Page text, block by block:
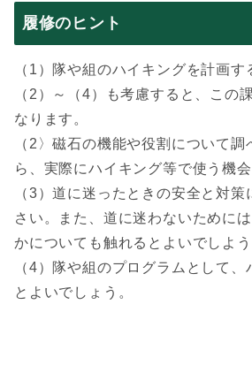
履修のヒント
（1）隊や組のハイキングを計画す
（2）～（4）も考慮すると、この
なります。
（2〉磁石の機能や役割について
ら、実際にハイキング等で使う機
（3）道に迷ったときの安全と対
さい。また、道に迷わないために
かについても触れるとよいでしよう
（4）隊や組のプログラムとして、
とよいでしょう。